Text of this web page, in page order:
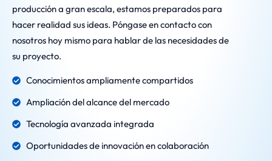
producción a gran escala, estamos preparados para
hacer realidad sus ideas. Póngase en contacto con
nosotros hoy mismo para hablar de las necesidades de
su proyecto.
Conocimientos ampliamente compartidos
Ampliación del alcance del mercado
Tecnología avanzada integrada
Oportunidades de innovación en colaboración